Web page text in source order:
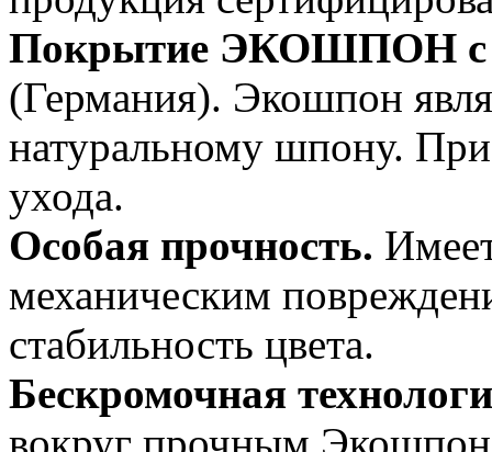
Покрытие ЭКОШПОН с
(Германия). Экошпон
натуральному шпону.
ухода.
Особая прочность.
механическим
стабильность цвета.
Бескромочная